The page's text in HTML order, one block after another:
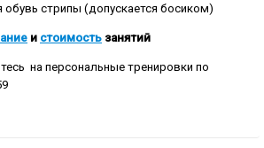
обувь стрипы (допускается босиком)
и стоимость занятий
на персональные тренировки по